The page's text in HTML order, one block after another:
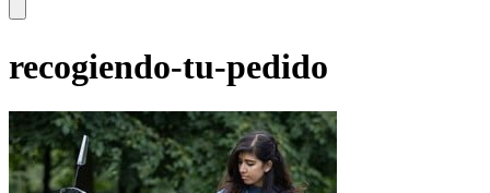
recogiendo-tu-pedido